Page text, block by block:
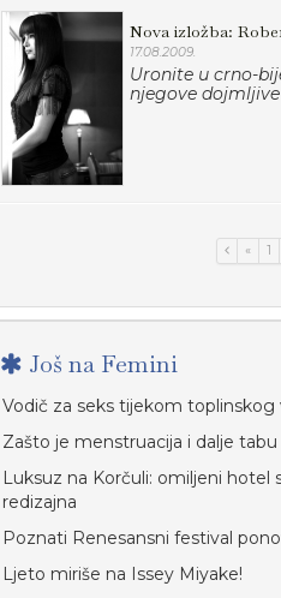
Nova izložba:
17.08.2009.
Uronite u crno-
njegove dojmljive
« 1
Još na Femini
Vodič za seks tijekom toplinskog
Zašto je menstruacija i dalje
Luksuz na Korčuli: omiljeni hotel
redizajna
Poznati Renesansni festival
Ljeto miriše na Issey Miyake!